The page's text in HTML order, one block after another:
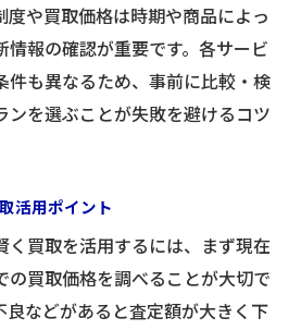
度や買取価格は時期や商品によっ
情報の確認が重要です。各サービ
件も異なるため、事前に比較・検
ンを選ぶことが失敗を避けるコツ
活用ポイント
く買取を活用するには、まず現在
の買取価格を調べることが大切で
良などがあると査定額が大きく下